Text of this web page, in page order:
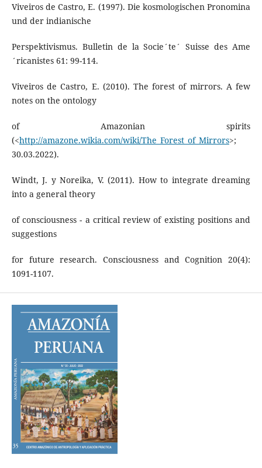
Viveiros de Castro, E. (1997). Die kosmologischen Pronomina
und der indianische
Perspektivismus. Bulletin de la Socie´te´ Suisse des Ame
´ricanistes 61: 99-114.
Viveiros de Castro, E. (2010). The forest of mirrors. A few
notes on the ontology
of Amazonian spirits
(<http://amazone.wikia.com/wiki/The_Forest_of_Mirrors>;
30.03.2022).
Windt, J. y Noreika, V. (2011). How to integrate dreaming
into a general theory
of consciousness - a critical review of existing positions and
suggestions
for future research. Consciousness and Cognition 20(4):
1091-1107.